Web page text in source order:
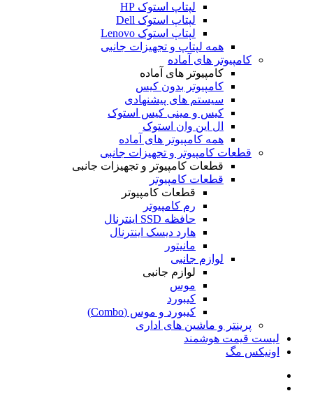
لپتاپ استوک HP
لپتاپ استوک Dell
لپتاپ استوک Lenovo
همه لپتاپ و تجهیزات جانبی
کامپیوتر های آماده
کامپیوتر های آماده
کامپیوتر بدون کیس
سیستم های پیشنهادی
کیس و مینی کیس استوک
ال این وان استوک
همه کامپیوتر های آماده
قطعات کامپیوتر و تجهیزات جانبی
قطعات کامپیوتر و تجهیزات جانبی
قطعات کامپیوتر
قطعات کامپیوتر
رم کامپیوتر
حافظه SSD اینترنال
هارد دیسک اینترنال
مانیتور
لوازم جانبی
لوازم جانبی
موس
کیبورد
کیبورد و موس (Combo)
پرینتر و ماشین های اداری
لیست قیمت هوشمند
اونیکس مگ